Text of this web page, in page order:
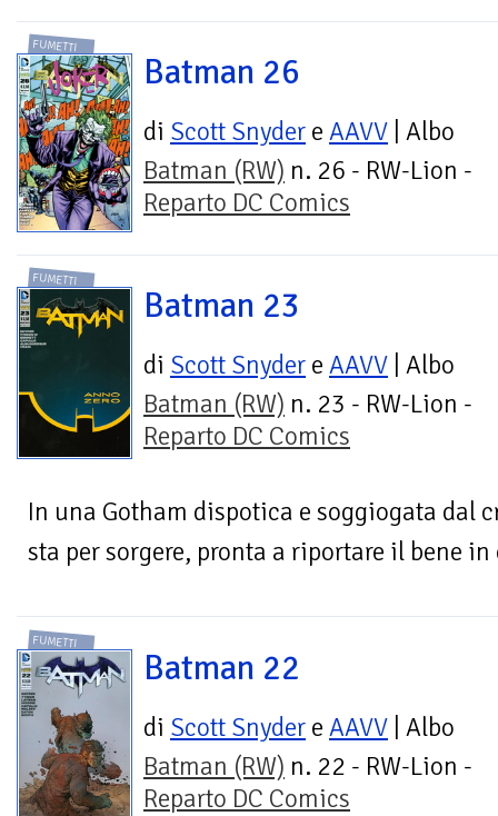
FUMETTI
Batman 26
di Scott Snyder e AAVV | Albo
Batman (RW) n. 26 - RW-Lion -
Reparto DC Comics
FUMETTI
Batman 23
di Scott Snyder e AAVV | Albo
Batman (RW) n. 23 - RW-Lion -
Reparto DC Comics
In una Gotham dispotica e soggiogata dal
sta per sorgere, pronta a riportare il bene
FUMETTI
Batman 22
di Scott Snyder e AAVV | Albo
Batman (RW) n. 22 - RW-Lion -
Reparto DC Comics